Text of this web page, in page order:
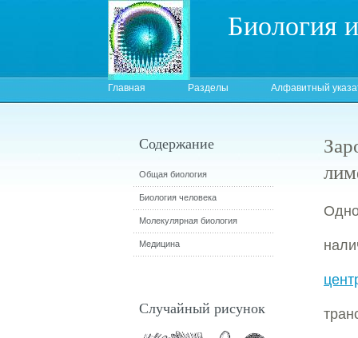
Биология
Главная Разделы Алфавитный
Содержание
Общая биология
Биология человека
Молекулярная биология
Медицина
Случайный рисунок